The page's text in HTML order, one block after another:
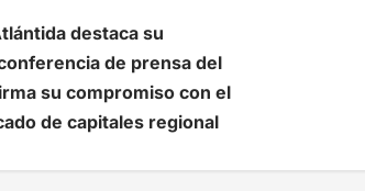
destaca su
de prensa del
su compromiso con el
de capitales regional